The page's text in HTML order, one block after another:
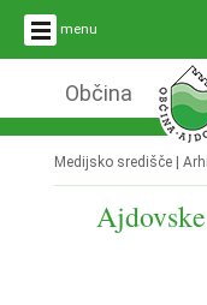
menu
Občina
Medijsko središče |